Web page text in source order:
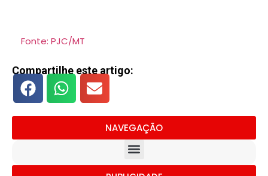
Fonte: PJC/MT
Compartilhe este artigo:
NAVEGAÇÃO